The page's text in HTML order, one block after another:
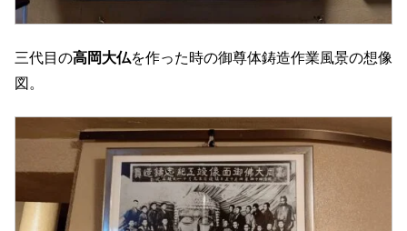
三代目の高岡大仏を作った時の御尊体鋳造作業風景の想像
図。